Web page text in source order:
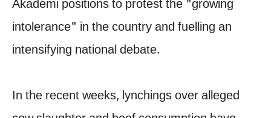
Akademi positions to protest the "growing
intolerance" in the country and fuelling an
intensifying national debate.
In the recent weeks, lynchings over alleged